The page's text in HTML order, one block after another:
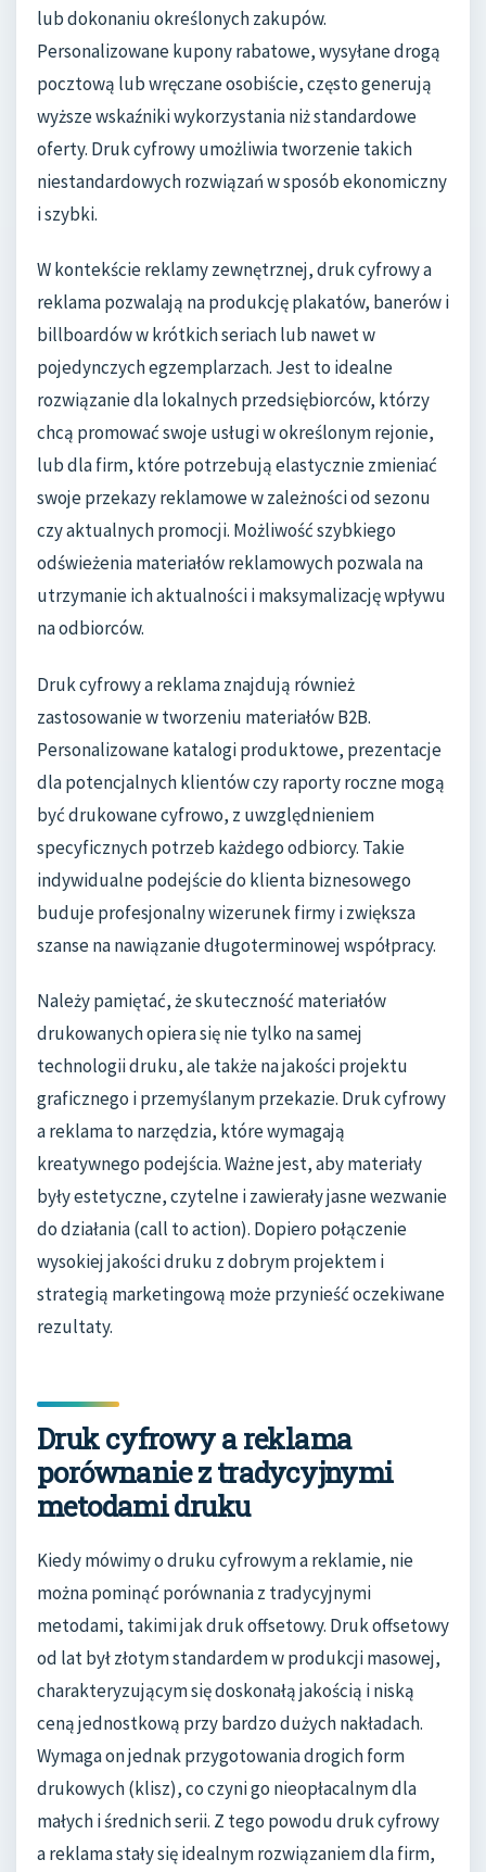
lub dokonaniu określonych zakupów.
Personalizowane kupony rabatowe, wysyłane drogą
pocztową lub wręczane osobiście, często generują
wyższe wskaźniki wykorzystania niż standardowe
oferty. Druk cyfrowy umożliwia tworzenie takich
niestandardowych rozwiązań w sposób ekonomiczny
i szybki.
W kontekście reklamy zewnętrznej, druk cyfrowy a
reklama pozwalają na produkcję plakatów, banerów i
billboardów w krótkich seriach lub nawet w
pojedynczych egzemplarzach. Jest to idealne
rozwiązanie dla lokalnych przedsiębiorców, którzy
chcą promować swoje usługi w określonym rejonie,
lub dla firm, które potrzebują elastycznie zmieniać
swoje przekazy reklamowe w zależności od sezonu
czy aktualnych promocji. Możliwość szybkiego
odświeżenia materiałów reklamowych pozwala na
utrzymanie ich aktualności i maksymalizację wpływu
na odbiorców.
Druk cyfrowy a reklama znajdują również
zastosowanie w tworzeniu materiałów B2B.
Personalizowane katalogi produktowe, prezentacje
dla potencjalnych klientów czy raporty roczne mogą
być drukowane cyfrowo, z uwzględnieniem
specyficznych potrzeb każdego odbiorcy. Takie
indywidualne podejście do klienta biznesowego
buduje profesjonalny wizerunek firmy i zwiększa
szanse na nawiązanie długoterminowej współpracy.
Należy pamiętać, że skuteczność materiałów
drukowanych opiera się nie tylko na samej
technologii druku, ale także na jakości projektu
graficznego i przemyślanym przekazie. Druk cyfrowy
a reklama to narzędzia, które wymagają
kreatywnego podejścia. Ważne jest, aby materiały
były estetyczne, czytelne i zawierały jasne wezwanie
do działania (call to action). Dopiero połączenie
wysokiej jakości druku z dobrym projektem i
strategią marketingową może przynieść oczekiwane
rezultaty.
Druk cyfrowy a reklama
porównanie z tradycyjnymi
metodami druku
Kiedy mówimy o druku cyfrowym a reklamie, nie
można pominąć porównania z tradycyjnymi
metodami, takimi jak druk offsetowy. Druk offsetowy
od lat był złotym standardem w produkcji masowej,
charakteryzującym się doskonałą jakością i niską
ceną jednostkową przy bardzo dużych nakładach.
Wymaga on jednak przygotowania drogich form
drukowych (klisz), co czyni go nieopłacalnym dla
małych i średnich serii. Z tego powodu druk cyfrowy
a reklama stały się idealnym rozwiązaniem dla firm,